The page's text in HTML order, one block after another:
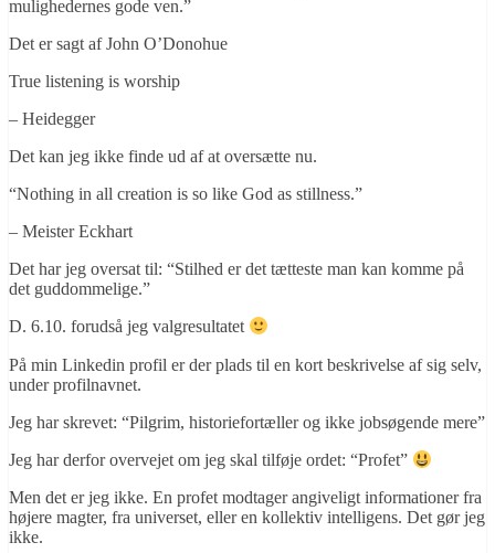
mulighedernes gode ven.”
Det er sagt af John O’Donohue
True listening is worship
– Heidegger
Det kan jeg ikke finde ud af at oversætte nu.
“Nothing in all creation is so like God as stillness.”
– Meister Eckhart
Det har jeg oversat til: “Stilhed er det tætteste man kan komme på
det guddommelige.”
D. 6.10. forudså jeg valgresultatet
På min Linkedin profil er der plads til en kort beskrivelse af sig selv,
under profilnavnet.
Jeg har skrevet: “Pilgrim, historiefortæller og ikke jobsøgende mere”
Jeg har derfor overvejet om jeg skal tilføje ordet: “Profet”
Men det er jeg ikke. En profet modtager angiveligt informationer fra
højere magter, fra universet, eller en kollektiv intelligens. Det gør jeg
ikke.